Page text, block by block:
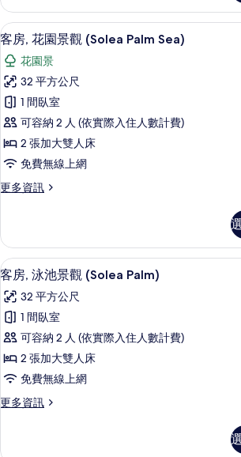
所
有
相
片
城
市
景
觀
(Solea
Palm)
的
詳
情
顯
示
客
房,
花
園
景
(Solea
的
所
有
相
片
客房, 花園景
5
客房, 花園景觀 (Solea Palm Sea)
花園景
32 平方公尺
1 間臥室
可容納 2 人 (依實際入住人數計費)
2 張加大雙人床
免費無線上網
更多資訊
更
花
園
景
(Solea
Palm
Sea)
的
詳
情
顯
示
客
房,
泳
池
觀
Palm)
迷你吧、客
7
客房, 泳池景觀 (Solea Palm)
32 平方公尺
1 間臥室
可容納 2 人 (依實際入住人數計費)
2 張加大雙人床
免費無線上網
更多資訊
更